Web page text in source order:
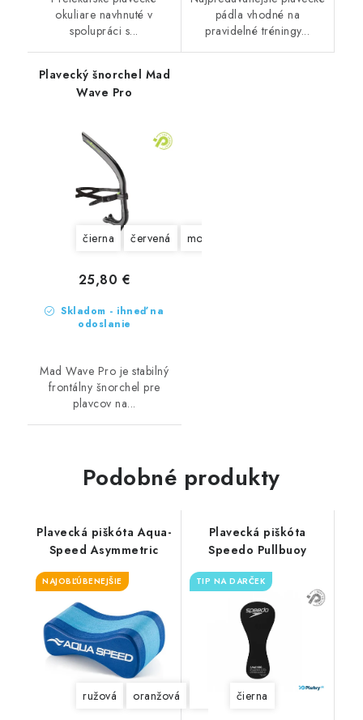
okuliare navhnuté v
spolupráci s...
pádla vhodné na
pravidelné tréningy...
Plavecký šnorchel Mad
Wave Pro
čierna červená modrá
Skladom - ihneď na
odoslanie
25,80 €
Mad Wave Pro je stabilný
frontálny šnorchel pre
plavcov na...
Podobné produkty
Plavecká piškóta Aqua-
Speed Asymmetric
NAJOBĽÚBENEJŠIE
ružová oranžová zelená sivá
Plavecká piškóta
Speedo Pullbuoy
TIP NA DARČEK
čierna